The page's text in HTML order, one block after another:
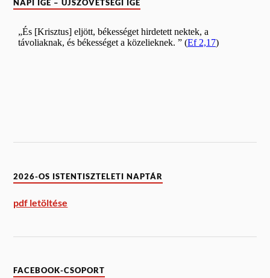
NAPI IGE – ÚJSZÖVETSÉGI IGE
2026-OS ISTENTISZTELETI NAPTÁR
pdf letöltése
FACEBOOK-CSOPORT